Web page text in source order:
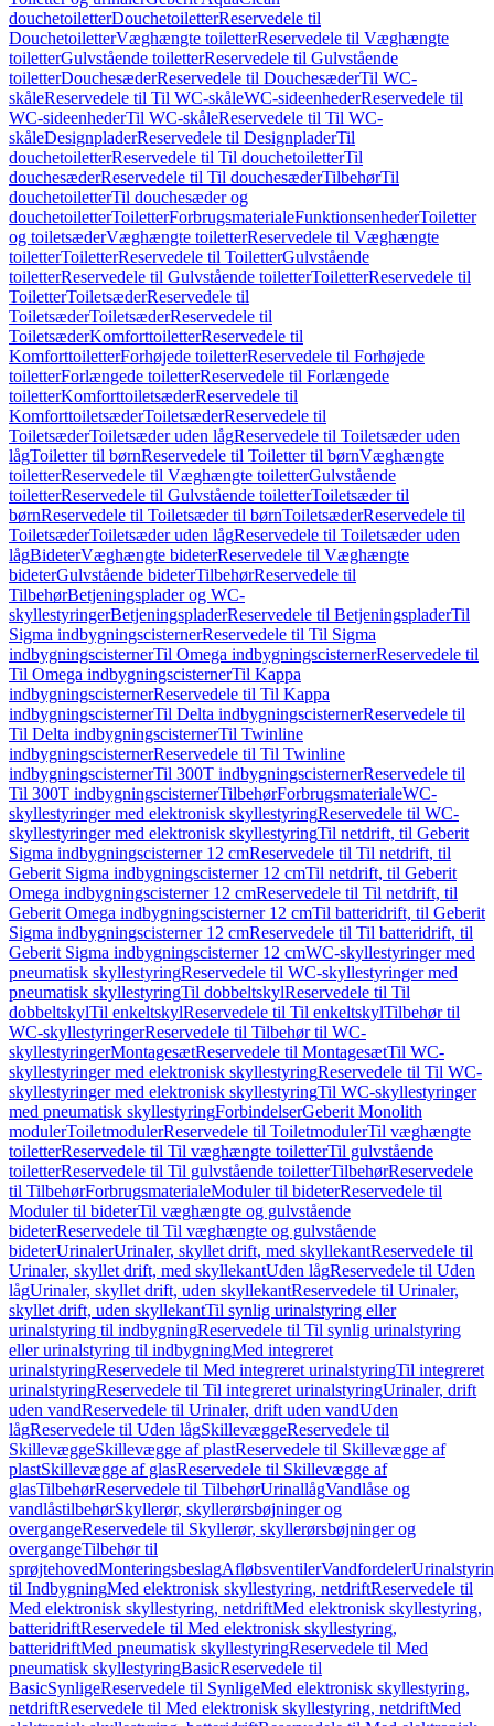
douchetoiletterDouchetoiletterReservedele til
DouchetoiletterVæghængte toiletterReservedele til Væghængte
toiletterGulvstående toiletterReservedele til Gulvstående
toiletterDouchesæderReservedele til DouchesæderTil WC-
skåleReservedele til Til WC-skåleWC-sideenhederReservedele til
WC-sideenhederTil WC-skåleReservedele til Til WC-
skåleDesignpladerReservedele til DesignpladerTil
douchetoiletterReservedele til Til douchetoiletterTil
douchesæderReservedele til Til douchesæderTilbehørTil
douchetoiletterTil douchesæder og
douchetoiletterToiletterForbrugsmaterialeFunktionsenhederToiletter
og toiletsæderVæghængte toiletterReservedele til Væghængte
toiletterToiletterReservedele til ToiletterGulvstående
toiletterReservedele til Gulvstående toiletterToiletterReservedele til
ToiletterToiletsæderReservedele til
ToiletsæderToiletsæderReservedele til
ToiletsæderKomforttoiletterReservedele til
KomforttoiletterForhøjede toiletterReservedele til Forhøjede
toiletterForlængede toiletterReservedele til Forlængede
toiletterKomforttoiletsæderReservedele til
KomforttoiletsæderToiletsæderReservedele til
ToiletsæderToiletsæder uden lågReservedele til Toiletsæder uden
lågToiletter til børnReservedele til Toiletter til børnVæghængte
toiletterReservedele til Væghængte toiletterGulvstående
toiletterReservedele til Gulvstående toiletterToiletsæder til
børnReservedele til Toiletsæder til børnToiletsæderReservedele til
ToiletsæderToiletsæder uden lågReservedele til Toiletsæder uden
lågBideterVæghængte bideterReservedele til Væghængte
bideterGulvstående bideterTilbehørReservedele til
TilbehørBetjeningsplader og WC-
skyllestyringerBetjeningspladerReservedele til BetjeningspladerTil
Sigma indbygningscisternerReservedele til Til Sigma
indbygningscisternerTil Omega indbygningscisternerReservedele til
Til Omega indbygningscisternerTil Kappa
indbygningscisternerReservedele til Til Kappa
indbygningscisternerTil Delta indbygningscisternerReservedele til
Til Delta indbygningscisternerTil Twinline
indbygningscisternerReservedele til Til Twinline
indbygningscisternerTil 300T indbygningscisternerReservedele til
Til 300T indbygningscisternerTilbehørForbrugsmaterialeWC-
skyllestyringer med elektronisk skyllestyringReservedele til WC-
skyllestyringer med elektronisk skyllestyringTil netdrift, til Geberit
Sigma indbygningscisterner 12 cmReservedele til Til netdrift, til
Geberit Sigma indbygningscisterner 12 cmTil netdrift, til Geberit
Omega indbygningscisterner 12 cmReservedele til Til netdrift, til
Geberit Omega indbygningscisterner 12 cmTil batteridrift, til Geberit
Sigma indbygningscisterner 12 cmReservedele til Til batteridrift, til
Geberit Sigma indbygningscisterner 12 cmWC-skyllestyringer med
pneumatisk skyllestyringReservedele til WC-skyllestyringer med
pneumatisk skyllestyringTil dobbeltskylReservedele til Til
dobbeltskylTil enkeltskylReservedele til Til enkeltskylTilbehør til
WC-skyllestyringerReservedele til Tilbehør til WC-
skyllestyringerMontagesætReservedele til MontagesætTil WC-
skyllestyringer med elektronisk skyllestyringReservedele til Til WC-
skyllestyringer med elektronisk skyllestyringTil WC-skyllestyringer
med pneumatisk skyllestyringForbindelserGeberit Monolith
modulerToiletmodulerReservedele til ToiletmodulerTil væghængte
toiletterReservedele til Til væghængte toiletterTil gulvstående
toiletterReservedele til Til gulvstående toiletterTilbehørReservedele
til TilbehørForbrugsmaterialeModuler til bideterReservedele til
Moduler til bideterTil væghængte og gulvstående
bideterReservedele til Til væghængte og gulvstående
bideterUrinalerUrinaler, skyllet drift, med skyllekantReservedele til
Urinaler, skyllet drift, med skyllekantUden lågReservedele til Uden
lågUrinaler, skyllet drift, uden skyllekantReservedele til Urinaler,
skyllet drift, uden skyllekantTil synlig urinalstyring eller
urinalstyring til indbygningReservedele til Til synlig urinalstyring
eller urinalstyring til indbygningMed integreret
urinalstyringReservedele til Med integreret urinalstyringTil integreret
urinalstyringReservedele til Til integreret urinalstyringUrinaler, drift
uden vandReservedele til Urinaler, drift uden vandUden
lågReservedele til Uden lågSkillevæggeReservedele til
SkillevæggeSkillevægge af plastReservedele til Skillevægge af
plastSkillevægge af glasReservedele til Skillevægge af
glasTilbehørReservedele til TilbehørUrinallågVandlåse og
vandlåstilbehørSkyllerør, skyllerørsbøjninger og
overgangeReservedele til Skyllerør, skyllerørsbøjninger og
overgangeTilbehør til
sprøjtehovedMonteringsbeslagAfløbsventilerVandfordeler
til IndbygningMed elektronisk skyllestyring, netdriftReservedele til
Med elektronisk skyllestyring, netdriftMed elektronisk skyllestyring,
batteridriftReservedele til Med elektronisk skyllestyring,
batteridriftMed pneumatisk skyllestyringReservedele til Med
pneumatisk skyllestyringBasicReservedele til
BasicSynligeReservedele til SynligeMed elektronisk skyllestyring,
netdriftReservedele til Med elektronisk skyllestyring, netdriftMed